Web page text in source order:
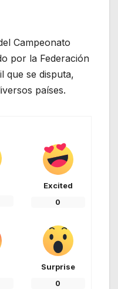
Campeonato
por la Federación
que se disputa,
países.
Excited
0
Surprise
0